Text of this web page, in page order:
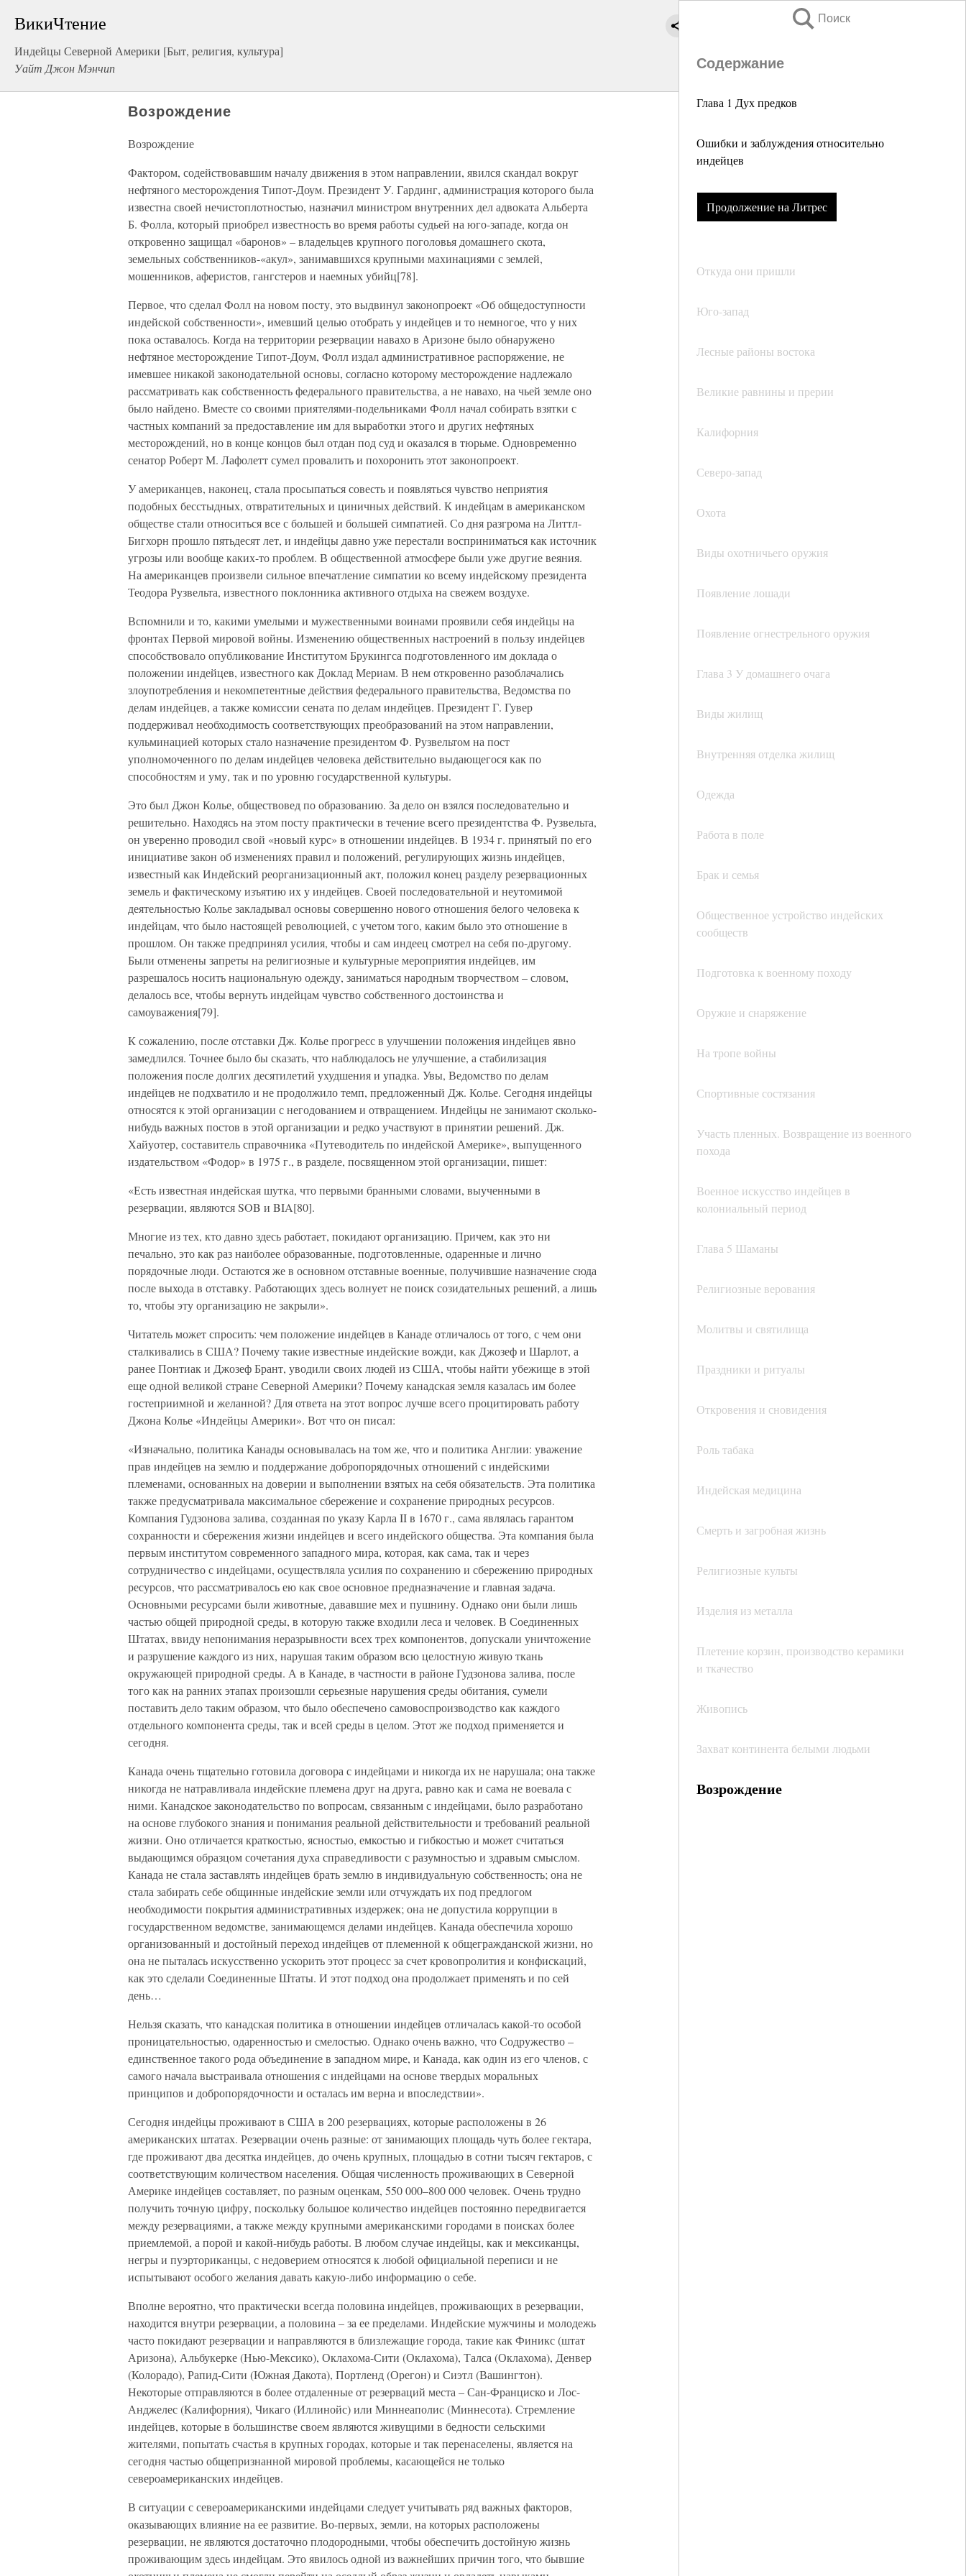
ВикиЧтение
Индейцы Северной Америки [Быт, религия, культура]
Уайт Джон Мэнчип
Поиск
Содержание
Глава 1 Дух предков
Ошибки и заблуждения относительно
индейцев
Продолжение на Литрес
Откуда они пришли
Юго-запад
Лесные районы востока
Великие равнины и прерии
Калифорния
Северо-запад
Охота
Виды охотничьего оружия
Появление лошади
Появление огнестрельного оружия
Глава 3 У домашнего очага
Виды жилищ
Внутренняя отделка жилищ
Одежда
Работа в поле
Брак и семья
Общественное устройство индейских
сообществ
Подготовка к военному походу
Оружие и снаряжение
На тропе войны
Спортивные состязания
Участь пленных. Возвращение из военного
похода
Военное искусство индейцев в
колониальный период
Глава 5 Шаманы
Религиозные верования
Молитвы и святилища
Праздники и ритуалы
Откровения и сновидения
Роль табака
Индейская медицина
Смерть и загробная жизнь
Религиозные культы
Изделия из металла
Плетение корзин, производство керамики
и ткачество
Живопись
Захват континента белыми людьми
Возрождение
Возрождение
Возрождение
Фактором, содействовавшим началу движения в этом направлении, явился скандал вокруг
нефтяного месторождения Типот-Доум. Президент У. Гардинг, администрация которого была
известна своей нечистоплотностью, назначил министром внутренних дел адвоката Альберта
Б. Фолла, который приобрел известность во время работы судьей на юго-западе, когда он
откровенно защищал «баронов» – владельцев крупного поголовья домашнего скота,
земельных собственников-«акул», занимавшихся крупными махинациями с землей,
мошенников, аферистов, гангстеров и наемных убийц[78].
Первое, что сделал Фолл на новом посту, это выдвинул законопроект «Об общедоступности
индейской собственности», имевший целью отобрать у индейцев и то немногое, что у них
пока оставалось. Когда на территории резервации навахо в Аризоне было обнаружено
нефтяное месторождение Типот-Доум, Фолл издал административное распоряжение, не
имевшее никакой законодательной основы, согласно которому месторождение надлежало
рассматривать как собственность федерального правительства, а не навахо, на чьей земле оно
было найдено. Вместе со своими приятелями-подельниками Фолл начал собирать взятки с
частных компаний за предоставление им для выработки этого и других нефтяных
месторождений, но в конце концов был отдан под суд и оказался в тюрьме. Одновременно
сенатор Роберт М. Лафолетт сумел провалить и похоронить этот законопроект.
У американцев, наконец, стала просыпаться совесть и появляться чувство неприятия
подобных бесстыдных, отвратительных и циничных действий. К индейцам в американском
обществе стали относиться все с большей и большей симпатией. Со дня разгрома на Литтл-
Бигхорн прошло пятьдесят лет, и индейцы давно уже перестали восприниматься как источник
угрозы или вообще каких-то проблем. В общественной атмосфере были уже другие веяния.
На американцев произвели сильное впечатление симпатии ко всему индейскому президента
Теодора Рузвельта, известного поклонника активного отдыха на свежем воздухе.
Вспомнили и то, какими умелыми и мужественными воинами проявили себя индейцы на
фронтах Первой мировой войны. Изменению общественных настроений в пользу индейцев
способствовало опубликование Институтом Брукингса подготовленного им доклада о
положении индейцев, известного как Доклад Мериам. В нем откровенно разоблачались
злоупотребления и некомпетентные действия федерального правительства, Ведомства по
делам индейцев, а также комиссии сената по делам индейцев. Президент Г. Гувер
поддерживал необходимость соответствующих преобразований на этом направлении,
кульминацией которых стало назначение президентом Ф. Рузвельтом на пост
уполномоченного по делам индейцев человека действительно выдающегося как по
способностям и уму, так и по уровню государственной культуры.
Это был Джон Колье, обществовед по образованию. За дело он взялся последовательно и
решительно. Находясь на этом посту практически в течение всего президентства Ф. Рузвельта,
он уверенно проводил свой «новый курс» в отношении индейцев. В 1934 г. принятый по его
инициативе закон об изменениях правил и положений, регулирующих жизнь индейцев,
известный как Индейский реорганизационный акт, положил конец разделу резервационных
земель и фактическому изъятию их у индейцев. Своей последовательной и неутомимой
деятельностью Колье закладывал основы совершенно нового отношения белого человека к
индейцам, что было настоящей революцией, с учетом того, каким было это отношение в
прошлом. Он также предпринял усилия, чтобы и сам индеец смотрел на себя по-другому.
Были отменены запреты на религиозные и культурные мероприятия индейцев, им
разрешалось носить национальную одежду, заниматься народным творчеством – словом,
делалось все, чтобы вернуть индейцам чувство собственного достоинства и
самоуважения[79].
К сожалению, после отставки Дж. Колье прогресс в улучшении положения индейцев явно
замедлился. Точнее было бы сказать, что наблюдалось не улучшение, а стабилизация
положения после долгих десятилетий ухудшения и упадка. Увы, Ведомство по делам
индейцев не подхватило и не продолжило темп, предложенный Дж. Колье. Сегодня индейцы
относятся к этой организации с негодованием и отвращением. Индейцы не занимают сколько-
нибудь важных постов в этой организации и редко участвуют в принятии решений. Дж.
Хайуотер, составитель справочника «Путеводитель по индейской Америке», выпущенного
издательством «Фодор» в 1975 г., в разделе, посвященном этой организации, пишет:
«Есть известная индейская шутка, что первыми бранными словами, выученными в
резервации, являются SOB и BIA[80].
Многие из тех, кто давно здесь работает, покидают организацию. Причем, как это ни
печально, это как раз наиболее образованные, подготовленные, одаренные и лично
порядочные люди. Остаются же в основном отставные военные, получившие назначение сюда
после выхода в отставку. Работающих здесь волнует не поиск созидательных решений, а лишь
то, чтобы эту организацию не закрыли».
Читатель может спросить: чем положение индейцев в Канаде отличалось от того, с чем они
сталкивались в США? Почему такие известные индейские вожди, как Джозеф и Шарлот, а
ранее Понтиак и Джозеф Брант, уводили своих людей из США, чтобы найти убежище в этой
еще одной великой стране Северной Америки? Почему канадская земля казалась им более
гостеприимной и желанной? Для ответа на этот вопрос лучше всего процитировать работу
Джона Колье «Индейцы Америки». Вот что он писал:
«Изначально, политика Канады основывалась на том же, что и политика Англии: уважение
прав индейцев на землю и поддержание добропорядочных отношений с индейскими
племенами, основанных на доверии и выполнении взятых на себя обязательств. Эта политика
также предусматривала максимальное сбережение и сохранение природных ресурсов.
Компания Гудзонова залива, созданная по указу Карла II в 1670 г., сама являлась гарантом
сохранности и сбережения жизни индейцев и всего индейского общества. Эта компания была
первым институтом современного западного мира, которая, как сама, так и через
сотрудничество с индейцами, осуществляла усилия по сохранению и сбережению природных
ресурсов, что рассматривалось ею как свое основное предназначение и главная задача.
Основными ресурсами были животные, дававшие мех и пушнину. Однако они были лишь
частью общей природной среды, в которую также входили леса и человек. В Соединенных
Штатах, ввиду непонимания неразрывности всех трех компонентов, допускали уничтожение
и разрушение каждого из них, нарушая таким образом всю целостную живую ткань
окружающей природной среды. А в Канаде, в частности в районе Гудзонова залива, после
того как на ранних этапах произошли серьезные нарушения среды обитания, сумели
поставить дело таким образом, что было обеспечено самовоспроизводство как каждого
отдельного компонента среды, так и всей среды в целом. Этот же подход применяется и
сегодня.
Канада очень тщательно готовила договора с индейцами и никогда их не нарушала; она также
никогда не натравливала индейские племена друг на друга, равно как и сама не воевала с
ними. Канадское законодательство по вопросам, связанным с индейцами, было разработано
на основе глубокого знания и понимания реальной действительности и требований реальной
жизни. Оно отличается краткостью, ясностью, емкостью и гибкостью и может считаться
выдающимся образцом сочетания духа справедливости с разумностью и здравым смыслом.
Канада не стала заставлять индейцев брать землю в индивидуальную собственность; она не
стала забирать себе общинные индейские земли или отчуждать их под предлогом
необходимости покрытия административных издержек; она не допустила коррупции в
государственном ведомстве, занимающемся делами индейцев. Канада обеспечила хорошо
организованный и достойный переход индейцев от племенной к общегражданской жизни, но
она не пыталась искусственно ускорить этот процесс за счет кровопролития и конфискаций,
как это сделали Соединенные Штаты. И этот подход она продолжает применять и по сей
день…
Нельзя сказать, что канадская политика в отношении индейцев отличалась какой-то особой
проницательностью, одаренностью и смелостью. Однако очень важно, что Содружество –
единственное такого рода объединение в западном мире, и Канада, как один из его членов, с
самого начала выстраивала отношения с индейцами на основе твердых моральных
принципов и добропорядочности и осталась им верна и впоследствии».
Сегодня индейцы проживают в США в 200 резервациях, которые расположены в 26
американских штатах. Резервации очень разные: от занимающих площадь чуть более гектара,
где проживают два десятка индейцев, до очень крупных, площадью в сотни тысяч гектаров, с
соответствующим количеством населения. Общая численность проживающих в Северной
Америке индейцев составляет, по разным оценкам, 550 000–800 000 человек. Очень трудно
получить точную цифру, поскольку большое количество индейцев постоянно передвигается
между резервациями, а также между крупными американскими городами в поисках более
приемлемой, а порой и какой-нибудь работы. В любом случае индейцы, как и мексиканцы,
негры и пуэрториканцы, с недоверием относятся к любой официальной переписи и не
испытывают особого желания давать какую-либо информацию о себе.
Вполне вероятно, что практически всегда половина индейцев, проживающих в резервации,
находится внутри резервации, а половина – за ее пределами. Индейские мужчины и молодежь
часто покидают резервации и направляются в близлежащие города, такие как Финикс (штат
Аризона), Альбукерке (Нью-Мексико), Оклахома-Сити (Оклахома), Талса (Оклахома), Денвер
(Колорадо), Рапид-Сити (Южная Дакота), Портленд (Орегон) и Сиэтл (Вашингтон).
Некоторые отправляются в более отдаленные от резерваций места – Сан-Франциско и Лос-
Анджелес (Калифорния), Чикаго (Иллинойс) или Миннеаполис (Миннесота). Стремление
индейцев, которые в большинстве своем являются живущими в бедности сельскими
жителями, попытать счастья в крупных городах, которые и так перенаселены, является на
сегодня частью общепризнанной мировой проблемы, касающейся не только
североамериканских индейцев.
В ситуации с североамериканскими индейцами следует учитывать ряд важных факторов,
оказывающих влияние на ее развитие. Во-первых, земли, на которых расположены
резервации, не являются достаточно плодородными, чтобы обеспечить достойную жизнь
проживающим здесь индейцам. Это явилось одной из важнейших причин того, что бывшие